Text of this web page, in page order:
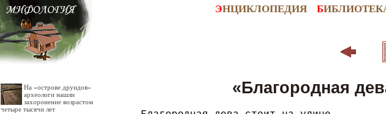
ЭНЦИКЛОПЕДИЯ Б
На «острове друидов»
археологи нашли
захоронение возрастом
четыре тысячи лет
«Благородная